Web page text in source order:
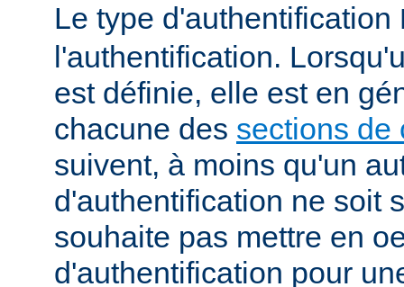
Le type d'authentification
l'authentification.
est définie, elle est en
chacune des sections de
suivent, à moins qu'un
d'authentification ne soit
souhaite pas mettre en
d'authentification pour